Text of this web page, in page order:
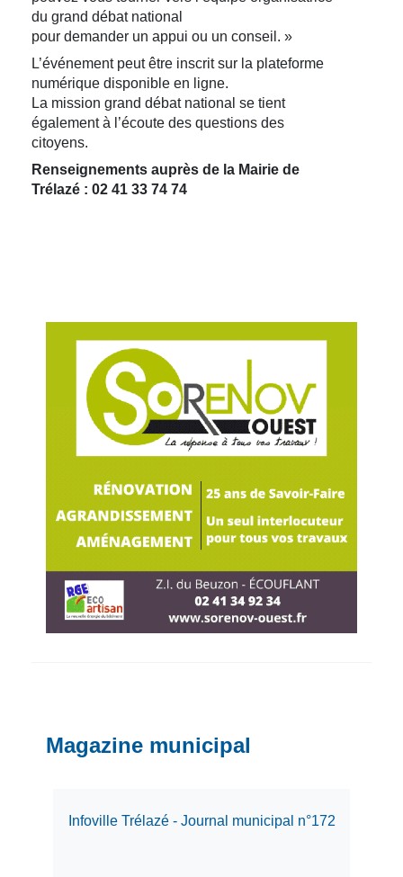
du grand débat national
pour demander un appui ou un conseil. »
L’événement peut être inscrit sur la plateforme
numérique disponible en ligne.
La mission grand débat national se tient
également à l’écoute des questions des
citoyens.
Renseignements auprès de la Mairie de
Trélazé : 02 41 33 74 74
Magazine municipal
Infoville Trélazé - Journal municipal n°172